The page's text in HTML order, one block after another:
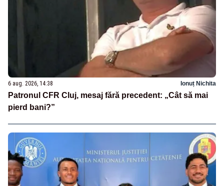
6 aug. 2026, 14:38 Ionuț Nichita
Patronul CFR Cluj, mesaj fără precedent: „Cât să mai
pierd bani?”